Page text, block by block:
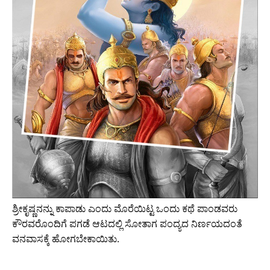
ಶ್ರೀಕೃಷ್ಣನನ್ನು ಕಾಪಾಡು ಎಂದು ಮೊರೆಯಿಟ್ಟ ಒಂದು ಕಥೆ ಪಾಂಡವರು
ಕೌರವರೊಂದಿಗೆ ಪಗಡೆ ಆಟದಲ್ಲಿ ಸೋತಾಗ ಪಂದ್ಯದ ನಿರ್ಣಯದಂತೆ
ವನವಾಸಕ್ಕೆ ಹೋಗಬೇಕಾಯಿತು.